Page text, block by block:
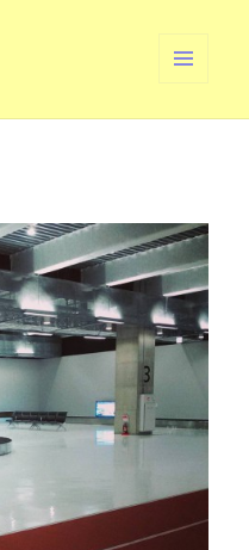
ーとウ